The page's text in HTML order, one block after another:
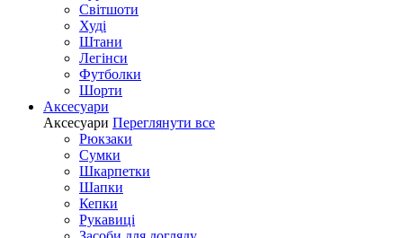
Світшоти
Худі
Штани
Легінси
Футболки
Шорти
Аксесуари
Аксесуари Переглянути все
Рюкзаки
Сумки
Шкарпетки
Шапки
Кепки
Рукавиці